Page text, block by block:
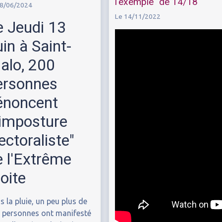
06/2024
Jeudi 13
à Saint-
200
l'Extrême
la pluie, un peu plus de
personnes ont manifesté
Le 14/11/2022